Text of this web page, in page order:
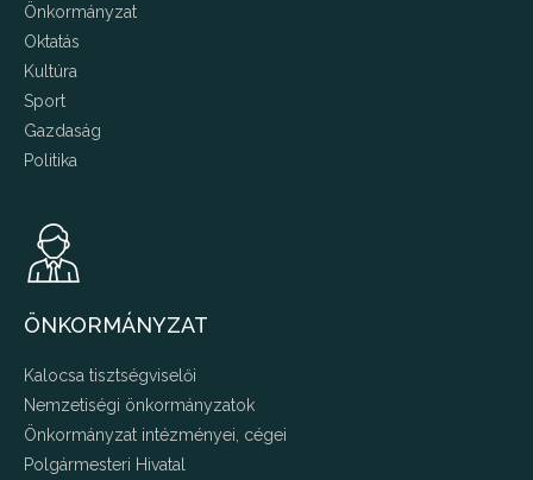
Önkormányzat
Oktatás
Kultúra
Sport
Gazdaság
Politika
ÖNKORMÁNYZAT
Kalocsa tisztségviselői
Nemzetiségi önkormányzatok
Önkormányzat intézményei, cégei
Polgármesteri Hivatal